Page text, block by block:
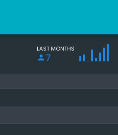
LAST MONTHS
7